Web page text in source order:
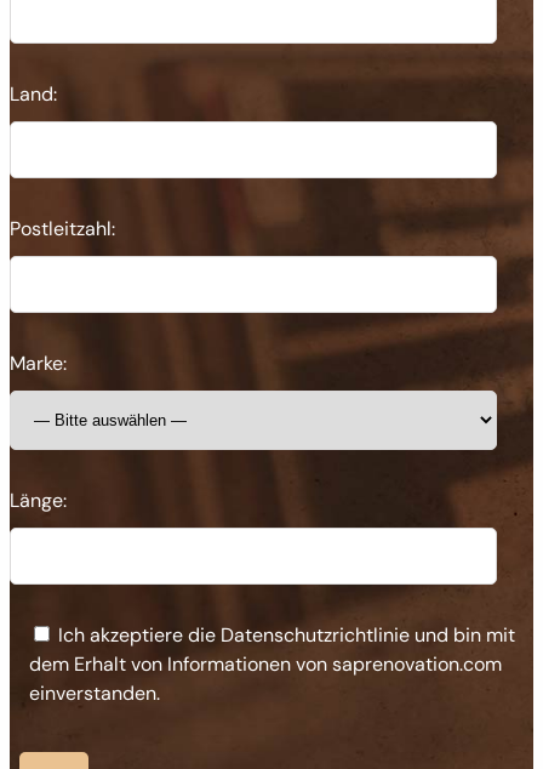
Land:
Postleitzahl:
Marke:
Länge:
Ich akzeptiere die Datenschutzrichtlinie und bin mit
dem Erhalt von Informationen von saprenovation.com
einverstanden.